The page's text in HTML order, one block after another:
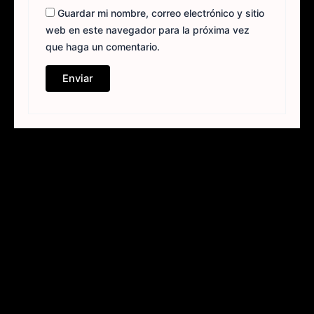
Guardar mi nombre, correo electrónico y sitio
web en este navegador para la próxima vez
que haga un comentario.